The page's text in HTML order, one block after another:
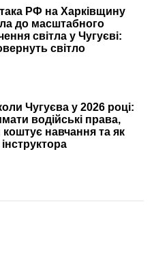
РФ на Харківщину
до масштабного
світла у Чугуєві:
світло
Чугуєва у 2026 році:
водійські права,
коштує навчання та як